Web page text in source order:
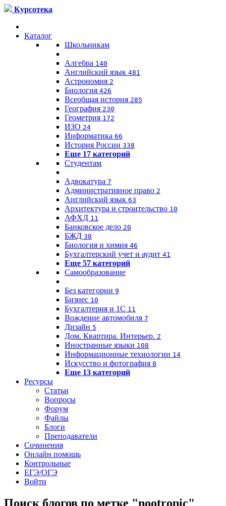
Курсотека
Каталог
Школьникам
Алгебра 140
Английский язык 481
Астрономия 2
Биология 426
Всеобщая история 285
География 230
Геометрия 172
ИЗО 24
Информатика 66
История России 338
Еще 17 категорий
Студентам
Адвокатура 7
Административное право 2
Английский язык 63
Архитектура и строительство 10
АФХД 11
Банковское дело 20
БЖД 38
Биология и химия 46
Бухгалтерский учет и аудит 41
Еще 57 категорий
Самообразование
Без категории 9
Бизнес 10
Бухгалтерия и 1C 11
Вождение автомобиля 7
Дизайн 5
Дом. Квартира. Интерьер. 2
Иностранные языки 108
Информационные технологии 14
Искусство и фотография 8
Еще 13 категорий
Ресурсы
Статьи
Вопросы
Форум
Файлы
Блоги
Преподаватели
Сочинения
Онлайн помощь
Контрольные
ЕГЭ/ОГЭ
Войти
Поиск блогов по метке "nootropic"